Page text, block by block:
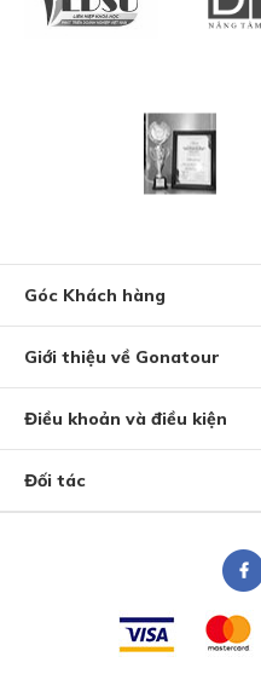
Góc Khách hàng
Giới thiệu về Gonatour
Điều khoản và điều kiện
Đối tác